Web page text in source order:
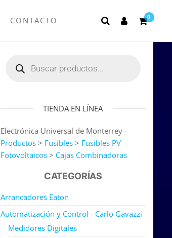
0
CONTACTO
TIENDA EN LÍNEA
Electrónica Universal de Monterrey -
Productos> Fusibles> Fusibles PV
Fotovoltaicos> Cajas Combinadoras
CATEGORÍAS
Arrancadores Eaton
Automatización y Control - Carlo Gavazzi
Medidores Digitales